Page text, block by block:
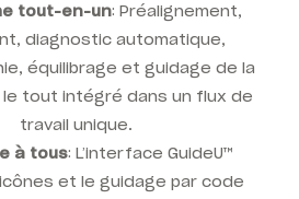
tout-en-un: Préalignement,
diagnostic automatique,
équilibrage et guidage de la
tout intégré dans un flux de
travail unique.
à tous: L’interface GuideU™
et le guidage par code